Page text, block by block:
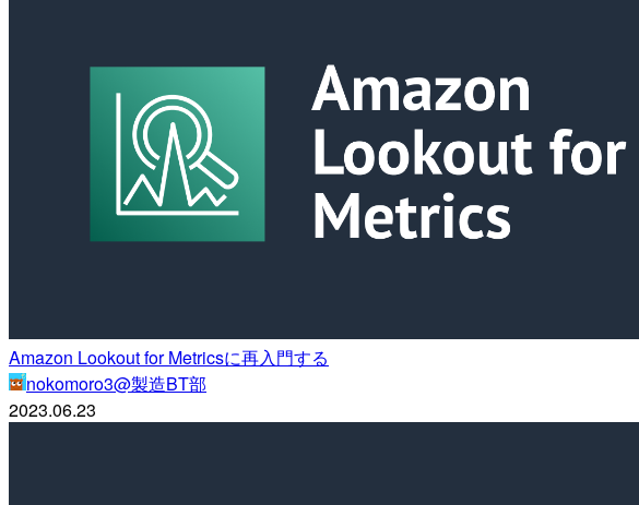
Amazon Lookout for Metricsに再入門する
nokomoro3@製造BT部
2023.06.23